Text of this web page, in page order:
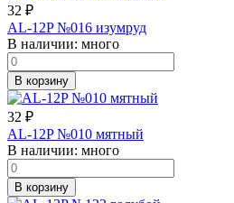
32 ₽
AL-12P №016 изумруд
В наличии: много
В корзину
32 ₽
AL-12P №010 мятный
В наличии: много
В корзину